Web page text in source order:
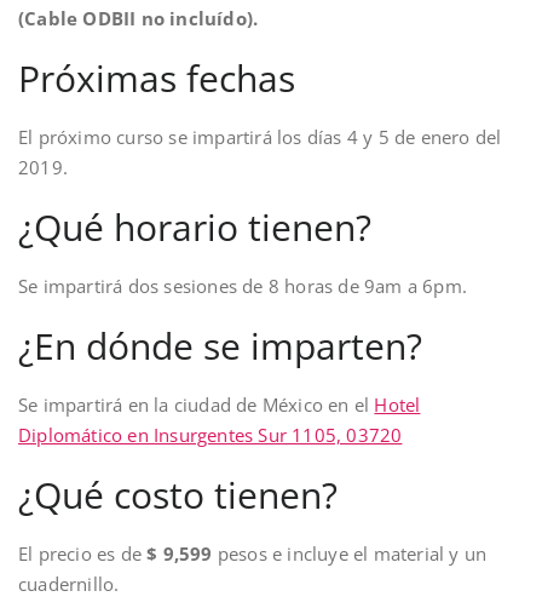
(Cable ODBII no incluído).
Próximas fechas
El próximo curso se impartirá los días 4 y 5 de enero del
2019.
¿Qué horario tienen?
Se impartirá dos sesiones de 8 horas de 9am a 6pm.
¿En dónde se imparten?
Se impartirá en la ciudad de México en el Hotel
Diplomático en Insurgentes Sur 1105, 03720
¿Qué costo tienen?
El precio es de$ 9,599 pesos e incluye el material y un
cuadernillo.